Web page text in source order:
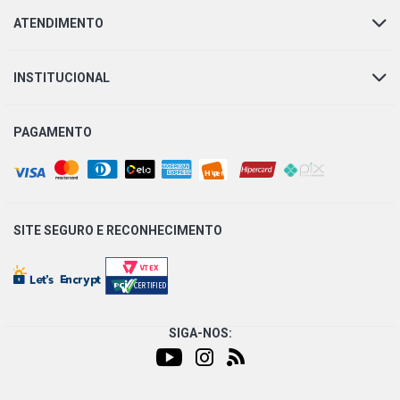
PALIO MPI HATCH 1.0 8V FIRE GASOLINA (2001 - 2005)
2009)
PALIO YOUNG HATCH 1.0 8V FIRE GASOLINA (2002 -
2002)
PALIO ELX HATCH 1.3 16V FIRE GASOLINA (2001 - 2003)
ATENDIMENTO
INSTITUCIONAL
PAGAMENTO
SITE SEGURO E RECONHECIMENTO
SIGA-NOS: